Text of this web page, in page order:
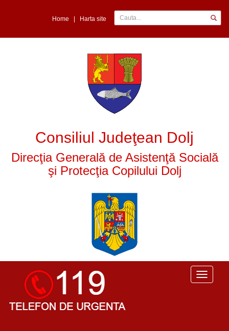
Home Harta site
Consiliul Judeţean Dolj
Direcţia Generală de Asistenţă Socială
şi Protecţia Copilului Dolj
Toggle